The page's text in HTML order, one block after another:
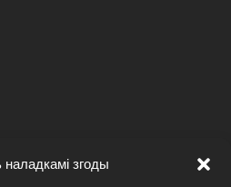
наладкамі згоды